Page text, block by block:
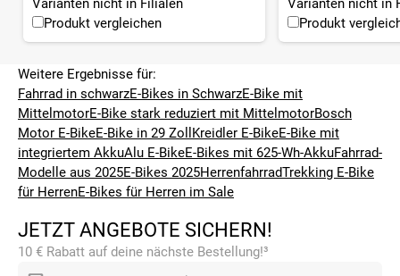
Varianten nicht in Filialen
Produkt vergleichen
Varianten nicht in
Produkt
Weitere Ergebnisse für:
Fahrrad in schwarzE-Bikes in SchwarzE-Bike mit
MittelmotorE-Bike stark reduziert mit MittelmotorBosch
Motor E-BikeE-Bike in 29 Zoll Kreidler E-BikeE-Bike mit
integriertem AkkuAlu E-BikeE-Bikes mit 625-Wh-AkkuFahrrad-
Modelle aus 2025E-Bikes 2025HerrenfahrradTrekking E-Bike
für HerrenE-Bikes für Herren im Sale
JETZT ANGEBOTE SICHERN!
10 € Rabatt auf deine nächste Bestellung!³